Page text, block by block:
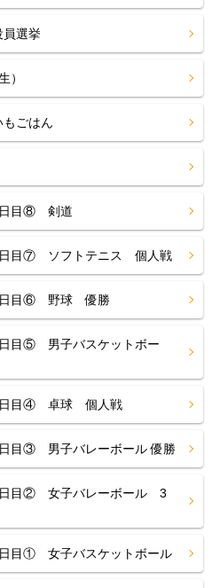
員選挙
）
もごはん
日目⑧ 剣道
目⑦ ソフトテニス 個人戦
日目⑥ 野球 優勝
目⑤ 男子バスケットボー
日目④ 卓球 個人戦
目③ 男子バレーボール 優勝
目② 女子バレーボール 3
目① 女子バスケットボール